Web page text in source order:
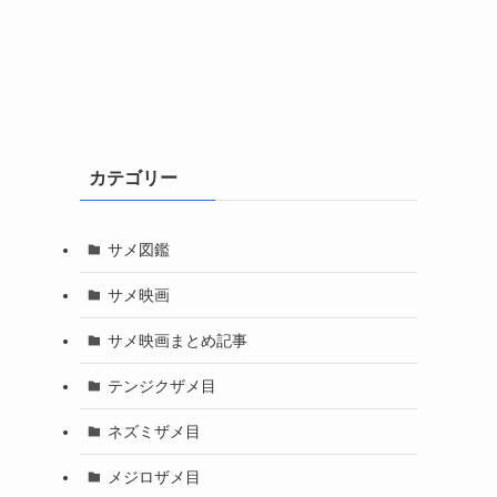
カテゴリー
サメ図鑑
サメ映画
サメ映画まとめ記事
テンジクザメ目
ネズミザメ目
メジロザメ目